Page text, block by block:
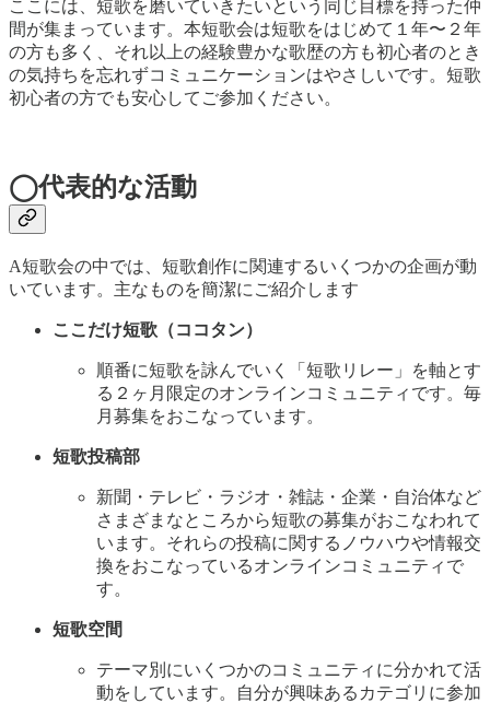
ここには、短歌を磨いていきたいという同じ目標を持った仲
間が集まっています。本短歌会は短歌をはじめて１年〜２年
の方も多く、それ以上の経験豊かな歌歴の方も初心者のとき
の気持ちを忘れずコミュニケーションはやさしいです。短歌
初心者の方でも安心してご参加ください。
◯代表的な活動
A短歌会の中では、短歌創作に関連するいくつかの企画が動
いています。主なものを簡潔にご紹介します
ここだけ短歌（ココタン）
順番に短歌を詠んでいく「短歌リレー」を軸とす
る２ヶ月限定のオンラインコミュニティです。毎
月募集をおこなっています。
短歌投稿部
新聞・テレビ・ラジオ・雑誌・企業・自治体など
さまざまなところから短歌の募集がおこなわれて
います。それらの投稿に関するノウハウや情報交
換をおこなっているオンラインコミュニティで
す。
短歌空間
テーマ別にいくつかのコミュニティに分かれて活
動をしています。自分が興味あるカテゴリに参加